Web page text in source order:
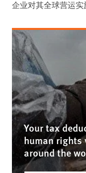
企业对其全球营运实
Your tax
human
around the